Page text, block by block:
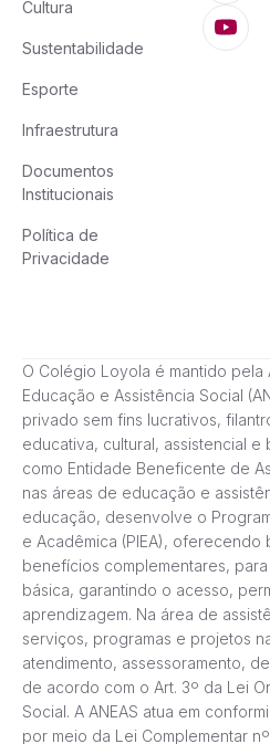
Cultura
Sustentabilidade
Esporte
Infraestrutura
Documentos
Institucionais
Política de
Privacidade
O Colégio Loyola é mantido
Educação e Assistência Social
privado sem fins lucrativos,
educativa, cultural, assistencial
como Entidade Beneficente de
nas áreas de educação e
educação, desenvolve o
e Acadêmica (PIEA), oferecendo
benefícios complementares,
básica, garantindo o acesso,
aprendizagem. Na área de
serviços, programas e projetos
atendimento, assessoramento,
de acordo com o Art. 3º da Lei
Social. A ANEAS atua em
por meio da Lei Complementar